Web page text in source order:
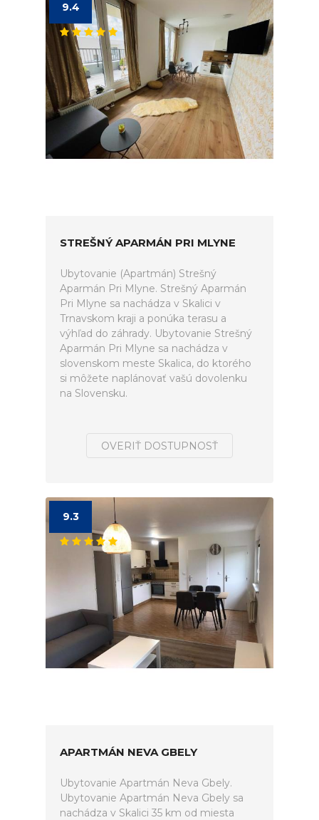
9.4
STREŠNÝ APARMÁN PRI MLYNE
Ubytovanie (Apartmán) Strešný
Aparmán Pri Mlyne. Strešný Aparmán
Pri Mlyne sa nachádza v Skalici v
Trnavskom kraji a ponúka terasu a
výhľad do záhrady. Ubytovanie Strešný
Aparmán Pri Mlyne sa nachádza v
slovenskom meste Skalica, do ktorého
si môžete naplánovať vašú dovolenku
na Slovensku.
OVERIŤ DOSTUPNOSŤ
9.3
APARTMÁN NEVA GBELY
Ubytovanie Apartmán Neva Gbely.
Ubytovanie Apartmán Neva Gbely sa
nachádza v Skalici 35 km od miesta